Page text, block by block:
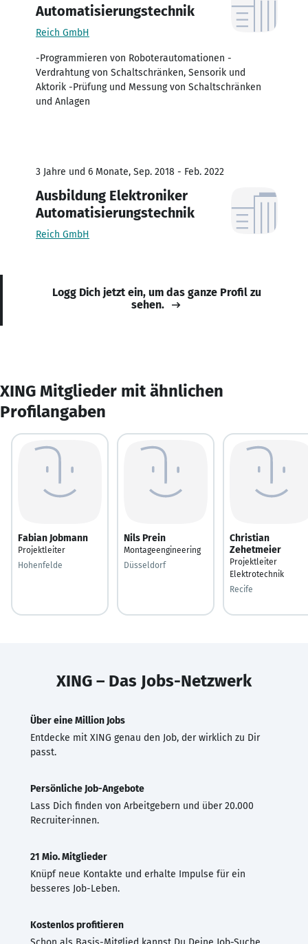
Automatisierungstechnik
Reich GmbH
-Programmieren von Roboterautomationen -
Verdrahtung von Schaltschränken, Sensorik und
Aktorik -Prüfung und Messung von Schaltschränken
und Anlagen
3 Jahre und 6 Monate, Sep. 2018 - Feb. 2022
Ausbildung Elektroniker
Automatisierungstechnik
Reich GmbH
Logg Dich jetzt ein, um das ganze Profil zu
sehen.
XING Mitglieder mit ähnlichen
Profilangaben
Fabian Jobmann
Projektleiter
Hohenfelde
Nils Prein
Montageengineering
Düsseldorf
Christian
Zehetmeier
Projektleiter
Elektrotechnik
Recife
XING – Das Jobs-Netzwerk
Über eine Million Jobs
Entdecke mit XING genau den Job, der wirklich zu Dir
passt.
Persönliche Job-Angebote
Lass Dich finden von Arbeitgebern und über 20.000
Recruiter·innen.
21 Mio. Mitglieder
Knüpf neue Kontakte und erhalte Impulse für ein
besseres Job-Leben.
Kostenlos profitieren